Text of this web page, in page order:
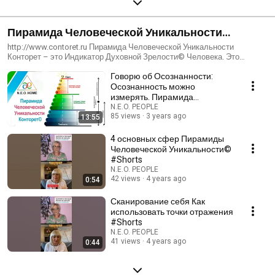
Пирамида Человеческой Уникальности
Конторет©
http://www.contoret.ru Пирамида Человеческой Уникальности
Конторет – это Индикатор Духовной Зрелости© Человека. Это
«Осознанность». 13-этажная метафизическая Пирамида позволяет
определить себя в духовной иерархии, осознать сходства и различия
людей и ситуаций по категории «Осознанность», диагностировать
любую жизненную ситуацию найти выход из нее.
13:55
Говорю об Осознанности:
Осознанность можно
измерять. Пирамида
Человеческой Уникальности
Конторет©
N.E.O. PEOPLE
85 views
3 years ago
0:54
4 основных сфер Пирамиды
Человеческой Уникальности©
#Shorts
N.E.O. PEOPLE
42 views
4 years ago
0:44
Сканирование себя Как
использовать точки отражения
#Shorts
N.E.O. PEOPLE
41 views
4 years ago